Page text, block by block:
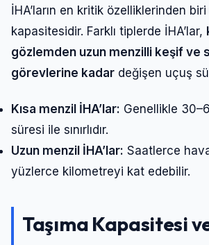
İHA’ların en kritik özelliklerinden
kapasitesidir. Farklı tiplerde İHA’lar,
gözlemden uzun menzilli keşif ve
görevlerine kadar değişen uçuş
Kısa menzil İHA’lar: Genellikle
süresi ile sınırlıdır.
Uzun menzil İHA’lar: Saatlerce
yüzlerce kilometreyi kat edebilir.
Taşıma Kapasitesi